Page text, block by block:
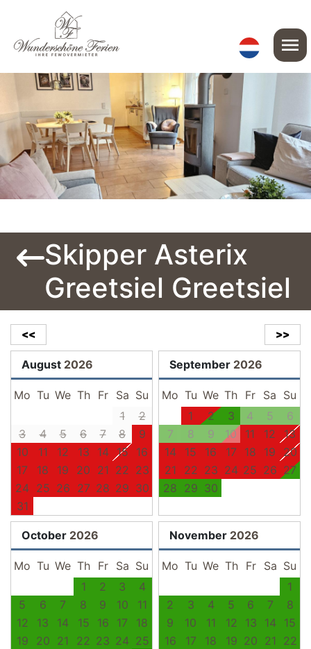
menu
Skipper Asterix
Greetsiel Greetsiel
>>
<<
August 2026
Mo Tu We Th Fr Sa Su
1
2
3
4 5 6 7 8
9
10
11 12 13 14 15
16
17
18 19 20 21 22 23
24 25 26 27 28 29 30
31
September 2026
Mo Tu We Th Fr Sa Su
1
2 3 4 5
6
7
8 9 10 11 12
13
14
15 16 17 18 19
20
21
22 23 24 25 26 27
28 29 30
October 2026
Mo Tu We Th Fr Sa Su
1
2 3
4
5
6 7 8 9 10
11
12
13 14 15 16 17
18
19
20 21 22 23 24 25
November 2026
Mo Tu We Th Fr Sa Su
1
2
3 4 5 6 7
8
9
10 11 12 13 14
15
16
17 18 19 20 21
22